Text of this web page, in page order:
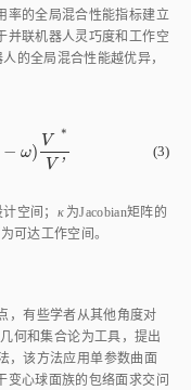
率的全局混合性能指标建立
并联机器人灵巧度和工作空
的全局混合性能越优异，
− ω)
V *
V '
* V' (3)
空间； κ 为Jacobian矩阵的
为可达工作空间。
，有些学者从其他角度对
何和集合论为工具，提出
，该方法应用单参数曲面
心球面族的包络面求交问